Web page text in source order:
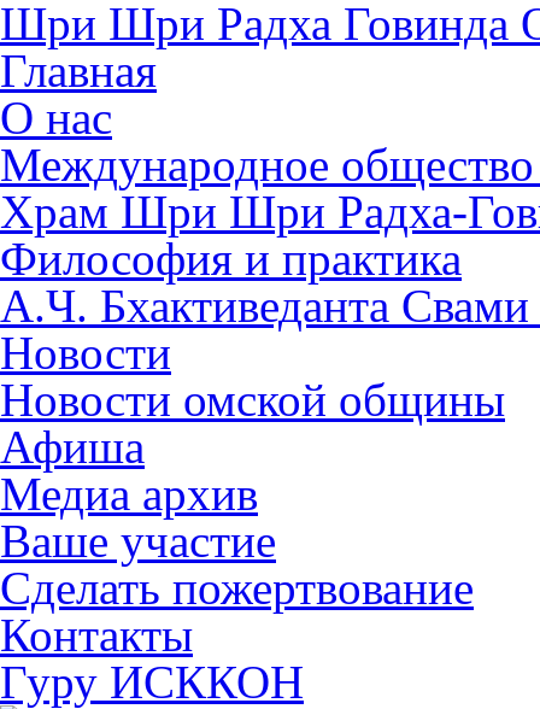
Шри Шри Радха Говинда
Главная
О нас
Международное
​Храм Шри Шри Радха-
Философия и практика
А.Ч. Бхактиведанта
Новости
Новости омской общины
Афиша
Медиа архив
Ваше участие
Сделать пожертвование
Контакты
Гуру ИСККОН